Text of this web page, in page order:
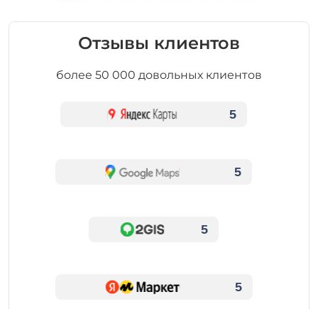
Отзывы клиентов
более 50 000 довольных клиентов
5
5
5
5